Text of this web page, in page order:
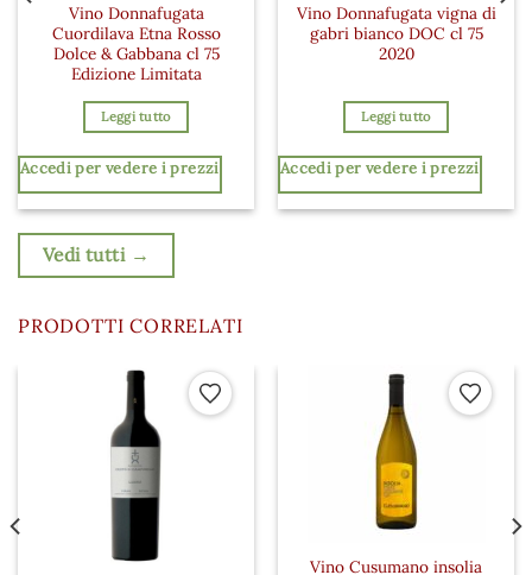
Vino Donnafugata
Cuordilava Etna Rosso
Dolce & Gabbana cl 75
Edizione Limitata
Leggi tutto
Accedi per vedere i prezzi
Vino Donnafugata vigna di
gabri bianco DOC cl 75
2020
Leggi tutto
Accedi per vedere i prezzi
Vedi tutti →
PRODOTTI CORRELATI
Aggiungi ai preferiti
Vino Cusumano insolia